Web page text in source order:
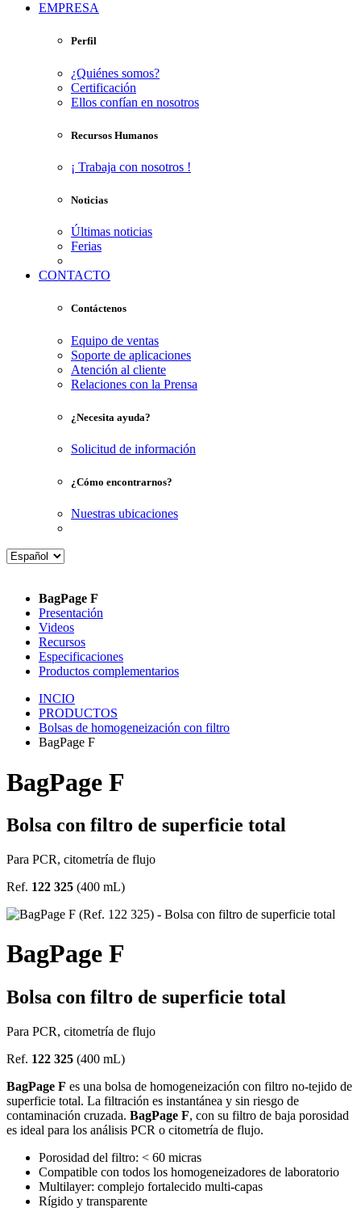
EMPRESA
Perfil
¿Quiénes somos?
Certificación
Ellos confían en nosotros
Recursos Humanos
¡ Trabaja con nosotros !
Noticias
Últimas noticias
Ferias
CONTACTO
Contáctenos
Equipo de ventas
Soporte de aplicaciones
Atención al cliente
Relaciones con la Prensa
¿Necesita ayuda?
Solicitud de información
¿Cómo encontrarnos?
Nuestras ubicaciones
BagPage F
Presentación
Videos
Recursos
Especificaciones
Productos complementarios
INCIO
PRODUCTOS
Bolsas de homogeneización con filtro
BagPage F
BagPage F
Bolsa con filtro de superficie total
Para PCR, citometría de flujo
Ref. 122 325 (400 mL)
BagPage F
Bolsa con filtro de superficie total
Para PCR, citometría de flujo
Ref. 122 325 (400 mL)
BagPage F es una bolsa de homogeneización con filtro no-tejido de
superficie total. La filtración es instantánea y sin riesgo de
contaminación cruzada. BagPage F, con su filtro de baja porosidad
es ideal para los análisis PCR o citometría de flujo.
Porosidad del filtro: < 60 micras
Compatible con todos los homogeneizadores de laboratorio
Multilayer: complejo fortalecido multi-capas
Rígido y transparente